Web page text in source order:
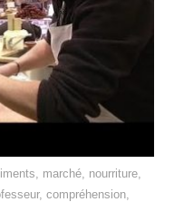
marché, nourriture,
compréhension,